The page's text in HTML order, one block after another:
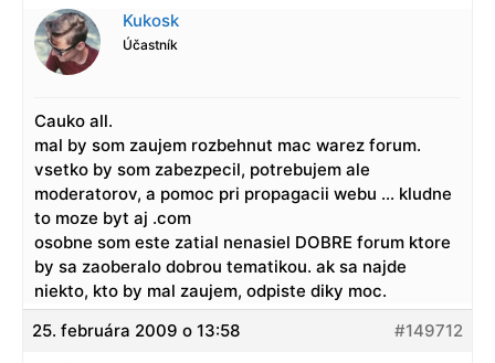
Kukosk
Účastník
Cauko all.
mal by som zaujem rozbehnut mac warez forum.
vsetko by som zabezpecil, potrebujem ale
moderatorov, a pomoc pri propagacii webu … kludne
to moze byt aj .com
osobne som este zatial nenasiel DOBRE forum ktore
by sa zaoberalo dobrou tematikou. ak sa najde
niekto, kto by mal zaujem, odpiste diky moc.
25. februára 2009 o 13:58
#149712